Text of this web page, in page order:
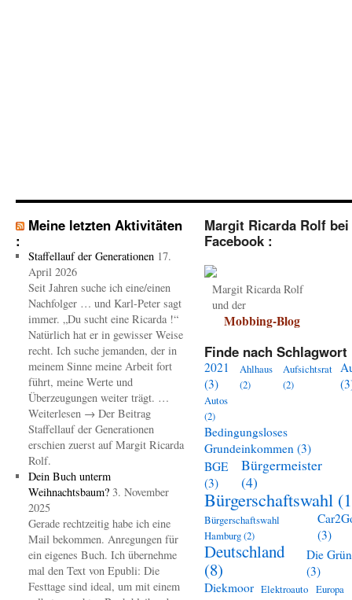
Meine letzten Aktivitäten
:
Staffellauf der Generationen 17.
April 2026
Seit Jahren suche ich eine/einen
Nachfolger … und Karl-Peter sagt
immer. „Du sucht eine Ricarda !“
Natürlich hat er in gewisser Weise
recht. Ich suche jemanden, der in
meinem Sinne meine Arbeit fort
führt, meine Werte und
Überzeugungen weiter trägt. …
Weiterlesen → Der Beitrag
Staffellauf der Generationen
erschien zuerst auf Margit Ricarda
Rolf.
Dein Buch unterm
Weihnachtsbaum? 3. November
2025
Gerade rechtzeitig habe ich eine
Mail bekommen. Anregungen für
ein eigenes Buch. Ich übernehme
mal den Text von Epubli: Die
Festtage sind ideal, um mit einem
Margit Ricarda Rolf bei
Facebook :
Margit Ricarda Rolf
und der
Mobbing-Blog
Finde nach Schlagwort
2021
(3)
Ahlhaus
(2)
Aufsichtsrat
(2)
Autos
(2)
Bedingungsloses
Grundeinkommen (3)
BGE
(3)
Bürgermeister
(4)
Bürgerschaftswahl
Bürgerschaftswahl
Hamburg(2)
(3)
Deutschland
(8)
Die
(3)
Diekmoor Elektroauto Europa